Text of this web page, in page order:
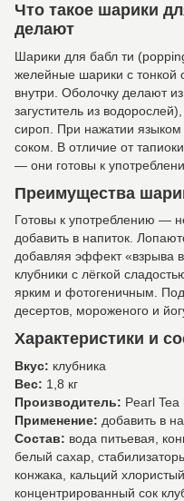
Что такое шарики
делают
Шарики для бабл ти
желейные шарики с тонкой
внутри. Оболочку делают
загуститель из
сироп. При нажатии
соком. В отличие от
— они готовы к
Преимущества
Готовы к употреблению —
добавить в напиток.
добавляя эффект «взрыва
клубники с лёгкой
ярким и фотогеничным.
десертов, мороженого и
Характеристики и
Вкус: клубника
Вес: 1,8 кг
Производитель: Pearl Tea
Применение: добавить в
Состав: вода питьевая,
белый сахар,
конжака, кальций
концентрированный сок